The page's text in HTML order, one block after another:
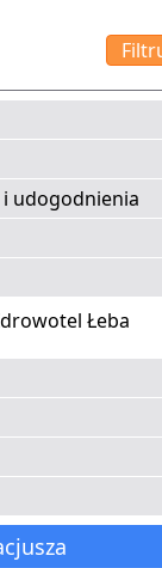
udogodnienia